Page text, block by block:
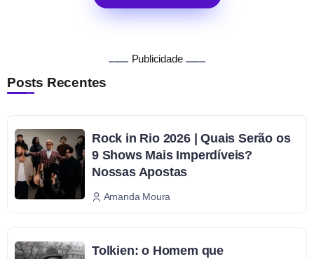
Publicidade
Posts Recentes
Rock in Rio 2026 | Quais Serão os
9 Shows Mais Imperdíveis?
Nossas Apostas
Amanda Moura
Tolkien: o Homem que